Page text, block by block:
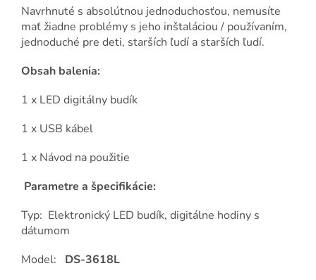
Navrhnuté s absolútnou jednoduchosťou, nemusíte
mať žiadne problémy s jeho inštaláciou / používaním,
jednoduché pre deti, starších ľudí a starších ľudí.
Obsah balenia:
1 x LED digitálny budík
1 x USB kábel
1 x Návod na použitie
Parametre a špecifikácie:
Typ: Elektronický LED budík, digitálne hodiny s
dátumom
Model: DS-3618L